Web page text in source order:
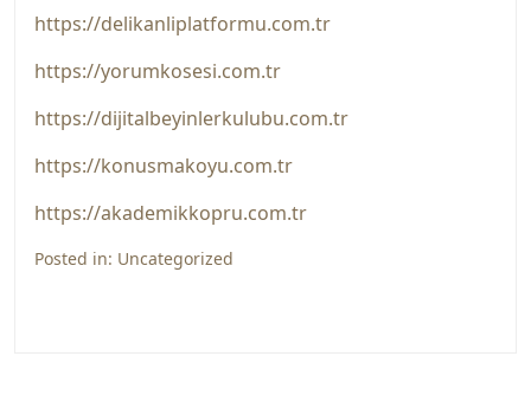
https://delikanliplatformu.com.tr
https://yorumkosesi.com.tr
https://dijitalbeyinlerkulubu.com.tr
https://konusmakoyu.com.tr
https://akademikkopru.com.tr
Posted in: Uncategorized